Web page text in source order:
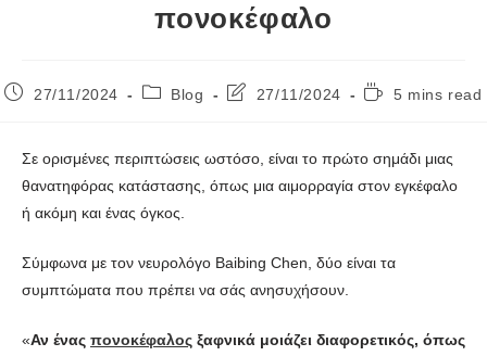
πονοκέφαλο
27/11/2024 Blog 27/11/2024 5 mins read
Σε ορισμένες περιπτώσεις ωστόσο, είναι το πρώτο σημάδι μιας
θανατηφόρας κατάστασης, όπως μια αιμορραγία στον εγκέφαλο
ή ακόμη και ένας όγκος.
Σύμφωνα με τον νευρολόγο Baibing Chen, δύο είναι τα
συμπτώματα που πρέπει να σάς ανησυχήσουν.
«Αν ένας πονοκέφαλος ξαφνικά μοιάζει διαφορετικός, όπως